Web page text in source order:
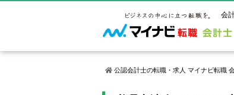
会
公認会計士の転職・求人 マイナビ転職